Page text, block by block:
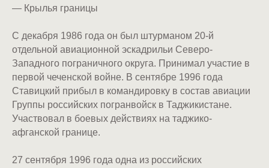
— Крылья границы
С декабря 1986 года он был штурманом 20-й
отдельной авиационной эскадрильи Северо-
Западного пограничного округа. Принимал участие в
первой чеченской войне. В сентябре 1996 года
Ставицкий прибыл в командировку в состав авиации
Группы российских погранвойск в Таджикистане.
Участвовал в боевых действиях на таджико-
афганской границе.
27 сентября 1996 года одна из российских